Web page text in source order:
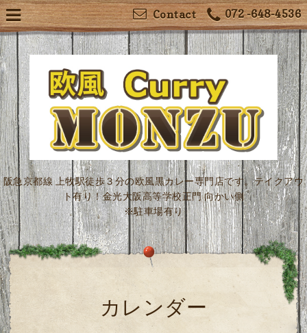
072 -648-4536
Contact
阪急京都線 上牧駅徒歩３分の欧風黒カレー専門店です。テイクアウ
ト有り！金光大阪高等学校正門 向かい側
※駐車場有り
カレンダー